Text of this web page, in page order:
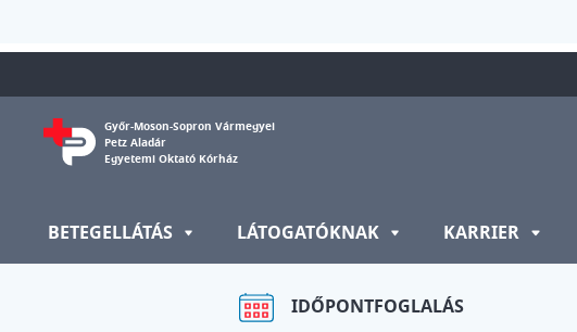
Győr-Moson-Sopron Vármegyei
Petz Aladár
Egyetemi Oktató Kórház
BETEGELLÁTÁS LÁTOGATÓKNAK KARRIER
IDŐPONTFOGLALÁS